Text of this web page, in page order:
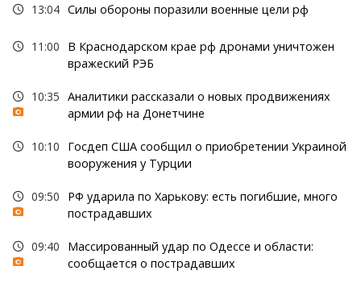
13:04 Силы обороны поразили военные цели рф
11:00
В Краснодарском крае рф дронами уничтожен
вражеский РЭБ
10:35 Аналитики рассказали о новых продвижениях
армии рф на Донетчине
10:10
Госдеп США сообщил о приобретении Украиной
вооружения у Турции
09:50
РФ ударила по Харькову: есть погибшие, много
пострадавших
09:40
Массированный удар по Одессе и области:
сообщается о пострадавших